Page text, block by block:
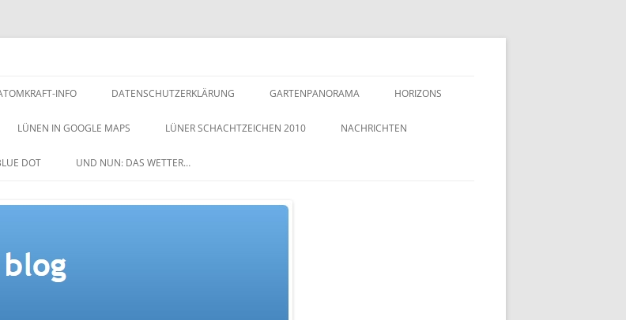
INFO DATENSCHUTZERKLÄRUNG GARTENPANORAMA HORIZONS
LÜNEN IN GOOGLE MAPS LÜNER SCHACHTZEICHEN 2010
NACHTZEICHEN-SCHACHTZEICHEN
NACHRICHTEN
DOT UND NUN: DAS WETTER…